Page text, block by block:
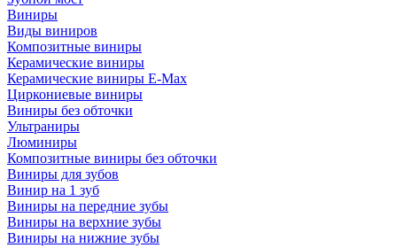
Виниры
Виды виниров
Композитные виниры
Керамические виниры
Керамические виниры E-Max
Циркониевые виниры
Виниры без обточки
Ультраниры
Люминиры
Композитные виниры без обточки
Виниры для зубов
Винир на 1 зуб
Виниры на передние зубы
Виниры на верхние зубы
Виниры на нижние зубы